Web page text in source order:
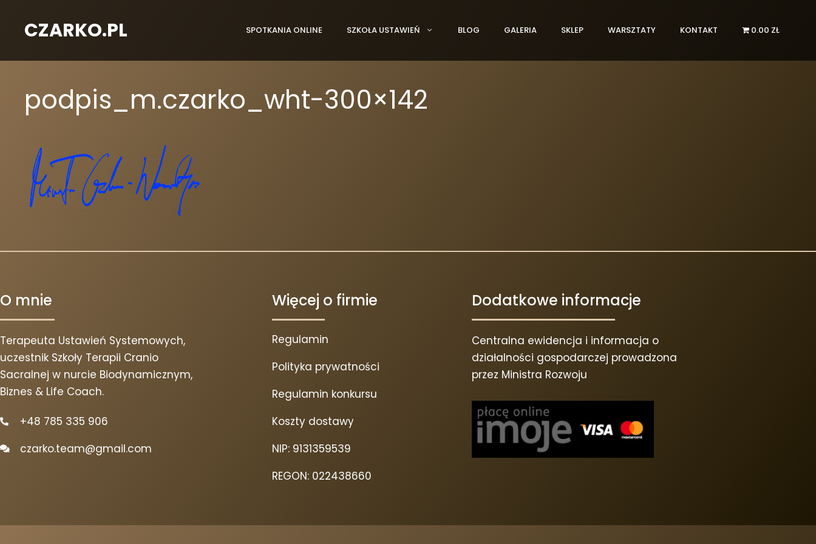
CZARKO.PL SPOTKANIA ONLINE SZKOŁA USTAWIEŃ BLOG GALERIA SKLEP WARSZTATY KONTAKT 0.00 ZŁ
podpis_m.czarko_wht-300×142
O mnie
Terapeuta Ustawień Systemowych,
uczestnik Szkoły Terapii Cranio
Sacralnej w nurcie Biodynamicznym,
Biznes & Life Coach.
+48 785 335 906
czarko.team@gmail.com
Więcej o firmie
Regulamin
Polityka prywatności
Regulamin konkursu
Koszty dostawy
NIP: 9131359539
REGON: 022438660
Dodatkowe informacje
Centralna ewidencja i informacja o
działalności gospodarczej prowadzona
przez Ministra Rozwoju